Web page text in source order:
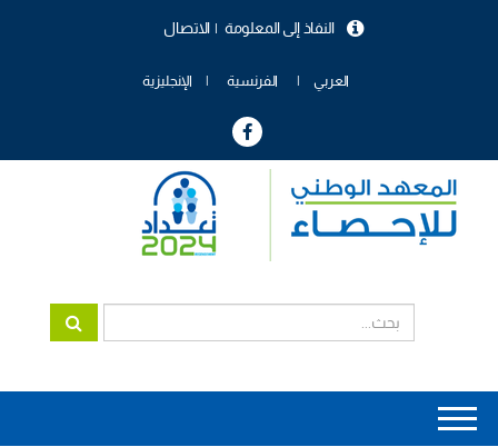
الاتصال النفاذ إلى المعلومة
العربي الفرنسية الإنجليزية